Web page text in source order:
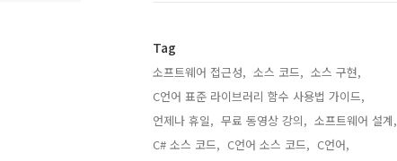
Tag
소프트웨어 접근성, 소스 코드, 소스 구현,
C언어 표준 라이브러리 함수 사용법 가이드,
언제나 휴일, 무료 동영상 강의, 소프트웨어 설계,
C# 소스 코드, C언어 소스 코드, C언어,